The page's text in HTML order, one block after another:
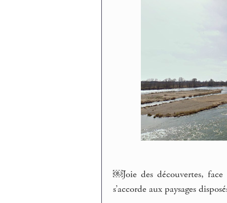
￼Joie des découvertes,
s’accorde aux paysages